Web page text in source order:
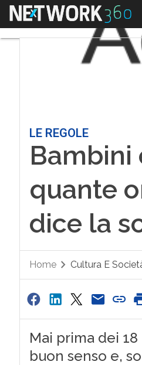
Menu
LE REGOLE
Bambini
quante
dice la
Home Cultura E
Mai prima dei
buon senso e,